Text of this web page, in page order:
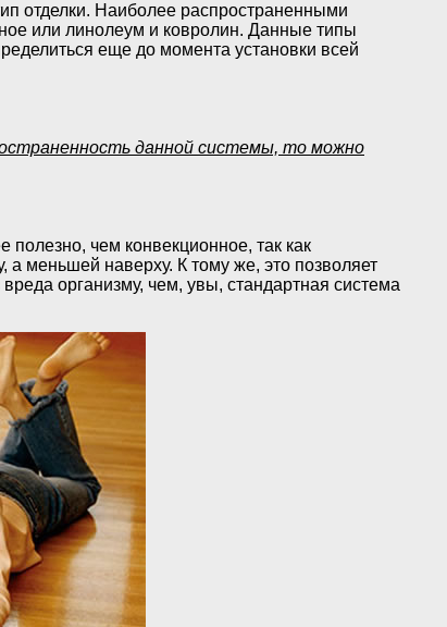
отделки. Наиболее распространенными
или линолеум и ковролин. Данные типы
еще до момента установки всей
данной системы, то можно
полезно, чем конвекционное, так как
меньшей наверху. К тому же, это позволяет
организму, чем, увы, стандартная система